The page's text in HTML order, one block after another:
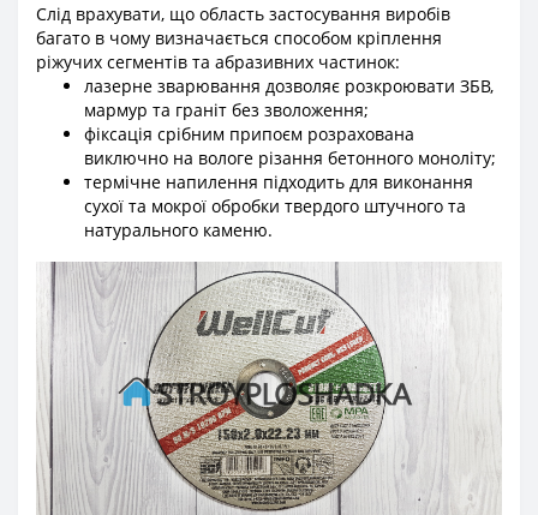
Слід врахувати, що область застосування виробів
багато в чому визначається способом кріплення
ріжучих сегментів та абразивних частинок:
лазерне зварювання дозволяє розкроювати ЗБВ,
мармур та граніт без зволоження;
фіксація срібним припоєм розрахована
виключно на вологе різання бетонного моноліту;
термічне напилення підходить для виконання
сухої та мокрої обробки твердого штучного та
натурального каменю.